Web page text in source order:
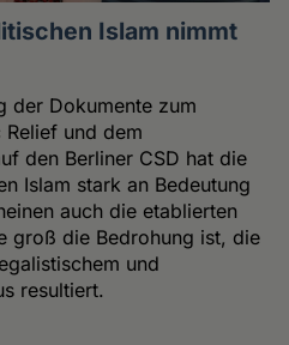
Islam nimmt
der Dokumente zum
und dem
den Berliner CSD hat die
Islam stark an Bedeutung
auch die etablierten
groß die Bedrohung ist, die
und
resultiert.